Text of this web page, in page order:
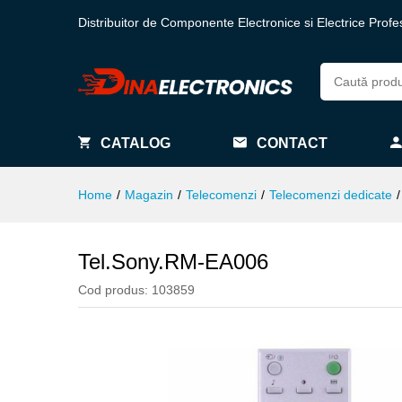
Distribuitor de Componente Electronice si Electrice
CATALOG CONTACT
Home / Magazin / Telecomenzi / Telecomenzi dedicate /
Tel.Sony.RM-EA006
Cod produs: 103859